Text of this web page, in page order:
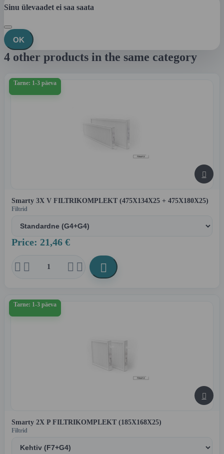
Sinu ülevaadet ei saa saata
OK
4 other products in the same category
Tarne: 1-3 päeva

Smarty 3X V FILTRIKOMPLEKT (475X134X25 + 475X180X25)
Filtrid
Price: 21,46 €
    
Tarne: 1-3 päeva

Smarty 2X P FILTRIKOMPLEKT (185X168X25)
Filtrid